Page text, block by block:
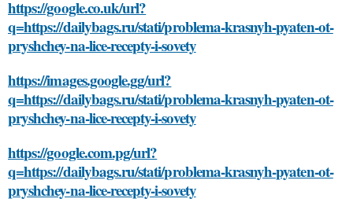
https://google.co.uk/url?
q=https://dailybags.ru/stati/problema-krasnyh-pyaten-ot-
pryshchey-na-lice-recepty-i-sovety
https://images.google.gg/url?
q=https://dailybags.ru/stati/problema-krasnyh-pyaten-ot-
pryshchey-na-lice-recepty-i-sovety
https://google.com.pg/url?
q=https://dailybags.ru/stati/problema-krasnyh-pyaten-ot-
pryshchey-na-lice-recepty-i-sovety